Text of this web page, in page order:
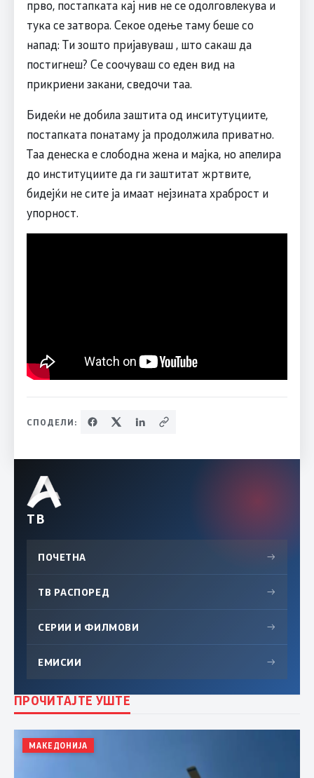
прво, постапката кај нив не се одолговлекува и
тука се затвора. Секое одење таму беше со
напад: Ти зошто пријавуваш , што сакаш да
постигнеш? Се соочуваш со еден вид на
прикриени закани, сведочи таа.
Бидеќи не добила заштита од инситутуциите,
постапката понатаму ја продолжила приватно.
Таа денеска е слободна жена и мајка, но апелира
до институциите да ги заштитат жртвите,
бидејќи не сите ја имаат нејзината храброст и
упорност.
СПОДЕЛИ:
ТВ
ПОЧЕТНА →
ТВ РАСПОРЕД →
СЕРИИ И ФИЛМОВИ →
ЕМИСИИ →
ПРОЧИТАЈТЕ УШТЕ
МАКЕДОНИЈА